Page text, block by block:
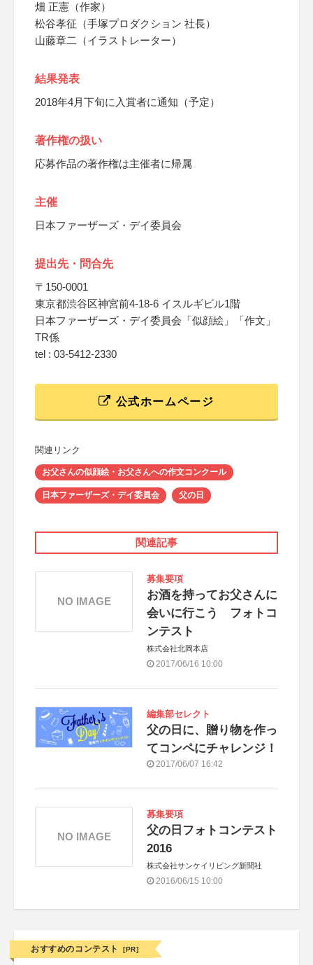
畑 正憲（作家）
松谷孝征（手塚プロダクション 社長）
山藤章二（イラストレーター）
結果発表
2018年4月下旬に入賞者に通知（予定）
著作権の扱い
応募作品の著作権は主催者に帰属
主催
日本ファーザーズ・デイ委員会
提出先・問合先
〒150-0001
東京都渋谷区神宮前4-18-6 イスルギビル1階
日本ファーザーズ・デイ委員会「似顔絵」「作文」
TR係
tel : 03-5412-2330
公式ホームページ
関連リンク
お父さんの似顔絵・お父さんへの作文コンクール
日本ファーザーズ・デイ委員会 父の日
関連記事
募集要項
お酒を持ってお父さんに
会いに行こう フォトコ
ンテスト
株式会社北岡本店
2017/06/16 10:00
NO IMAGE
編集部セレクト
父の日に、贈り物を作っ
てコンペにチャレンジ！
2017/06/07 16:42
募集要項
父の日フォトコンテスト
2016
株式会社サンケイリビング新聞社
2016/06/15 10:00
NO IMAGE
おすすめのコンテスト [PR]